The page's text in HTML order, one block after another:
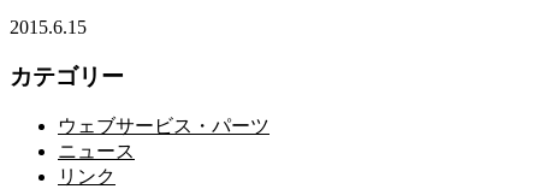
2015.6.15
カテゴリー
ウェブサービス・パーツ
ニュース
リンク